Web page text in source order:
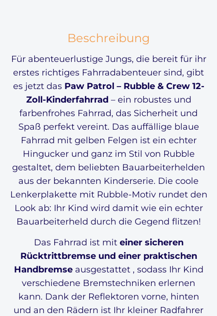
Beschreibung
Für abenteuerlustige Jungs, die bereit für ihr
erstes richtiges Fahrradabenteuer sind, gibt
es jetzt das Paw Patrol – Rubble & Crew 12-
Zoll-Kinderfahrrad– ein robustes und
farbenfrohes Fahrrad, das Sicherheit und
Spaß perfekt vereint. Das auffällige blaue
Fahrrad mit gelben Felgen ist ein echter
Hingucker und ganz im Stil von Rubble
gestaltet, dem beliebten Bauarbeiterhelden
aus der bekannten Kinderserie. Die coole
Lenkerplakette mit Rubble-Motiv rundet den
Look ab: Ihr Kind wird damit wie ein echter
Bauarbeiterheld durch die Gegend flitzen!
Das Fahrrad ist mit einer sicheren
Rücktrittbremse und einer praktischen
Handbremseausgestattet , sodass Ihr Kind
verschiedene Bremstechniken erlernen
kann. Dank der Reflektoren vorne, hinten
und an den Rädern ist Ihr kleiner Radfahrer